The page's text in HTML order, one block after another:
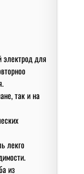
для
так и на
лекго
из